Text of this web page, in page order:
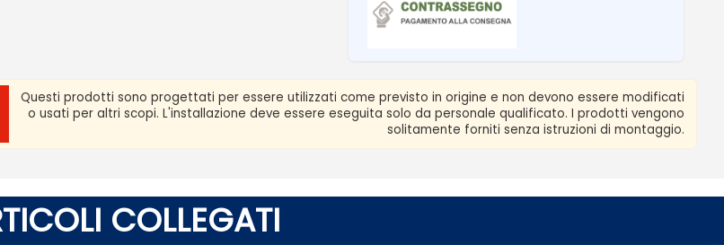
Questi prodotti sono progettati per essere utilizzati come previsto in origine e non devono essere modificati
o usati per altri scopi. L'installazione deve essere eseguita solo da personale qualificato. I prodotti vengono
solitamente forniti senza istruzioni di montaggio.
COLLEGATI